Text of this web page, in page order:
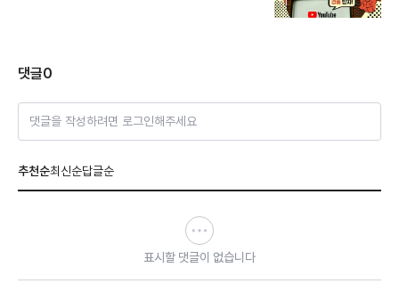
댓글0
댓글을 작성하려면 로그인해주세요
추천순최신순답글순
표시할 댓글이 없습니다